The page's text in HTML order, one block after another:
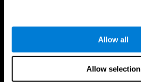
Allow all
Allow selection